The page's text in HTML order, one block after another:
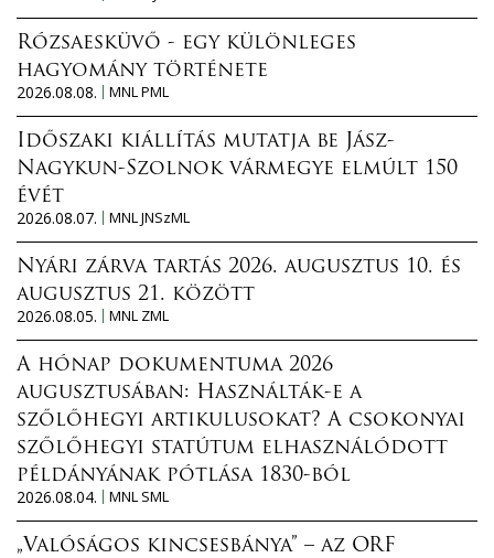
Rózsaesküvő - egy különleges
hagyomány története
2026.08.08.
MNL PML
Időszaki kiállítás mutatja be Jász-
Nagykun-Szolnok vármegye elmúlt 150
évét
2026.08.07.
MNL JNSzML
Nyári zárva tartás 2026. augusztus 10. és
augusztus 21. között
2026.08.05.
MNL ZML
A hónap dokumentuma 2026
augusztusában: Használták-e a
szőlőhegyi artikulusokat? A csokonyai
szőlőhegyi statútum elhasználódott
példányának pótlása 1830-ból
2026.08.04.
MNL SML
„Valóságos kincsesbánya” – az ORF